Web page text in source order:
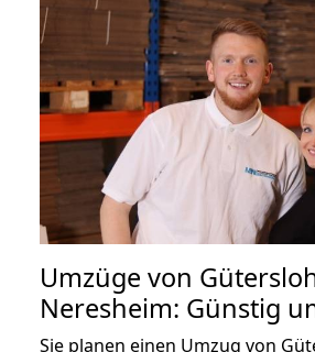
Umzüge von
Neresheim: Günstig
Sie planen einen Umzug von